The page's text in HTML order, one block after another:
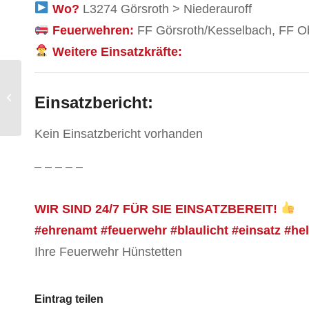
Wo? L3274 Görsroth > Niederauroff
Feuerwehren: FF Görsroth/Kesselbach, FF
Weitere Einsatzkräfte:
Einsatzbericht:
Kein Einsatzbericht vorhanden
– – – – –
WIR SIND 24/7 FÜR SIE EINSATZBEREIT!
#ehrenamt #feuerwehr #blaulicht #einsatz
Ihre Feuerwehr Hünstetten
Eintrag teilen
Hilfeleistung